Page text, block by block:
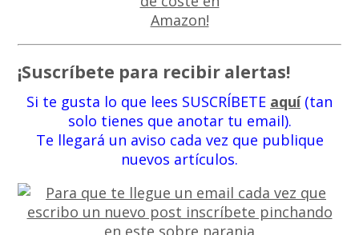
¡Suscríbete para recibir alertas!
Si te gusta lo que lees SUSCRÍBETE aquí(tan
solo tienes que anotar tu email).
Te llegará un aviso cada vez que publique
nuevos artículos.